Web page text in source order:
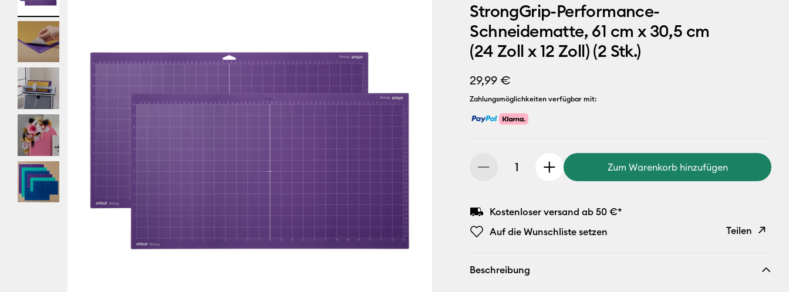
StrongGrip-Performance-
Schneidematte, 61 cm x 30,5 cm
(24 Zoll x 12 Zoll) (2 Stk.)
29,99 €
Zahlungsmöglichkeiten verfügbar mit:
Zum Warenkorb hinzufügen
Kostenloser versand ab 50 €*
Auf die Wunschliste setzen
Teilen
Beschreibung